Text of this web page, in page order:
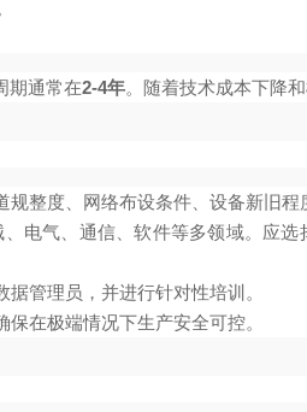
期通常在2-4年。随着技术成本下降
整度、网络布设条件、设备新旧程
电气、通信、软件等多领域。应
管理员，并进行针对性培训。
在极端情况下生产安全可控。